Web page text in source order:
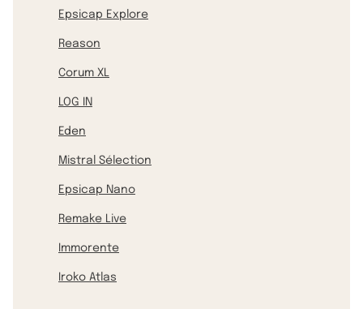
Epsicap Explore
Reason
Corum XL
LOG IN
Eden
Mistral Sélection
Epsicap Nano
Remake Live
Immorente
Iroko Atlas